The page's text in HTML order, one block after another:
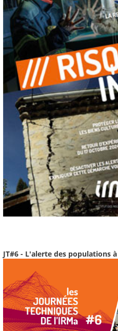
JT#6 - L'alerte des populations à